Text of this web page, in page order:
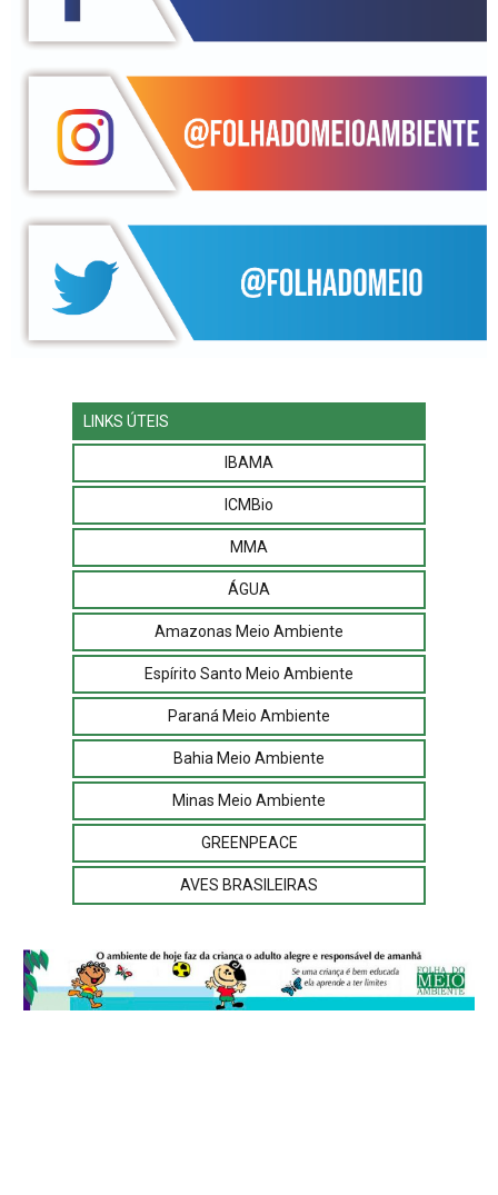
LINKS ÚTEIS
IBAMA
ICMBio
MMA
ÁGUA
Amazonas Meio Ambiente
Espírito Santo Meio Ambiente
Paraná Meio Ambiente
Bahia Meio Ambiente
Minas Meio Ambiente
GREENPEACE
AVES BRASILEIRAS